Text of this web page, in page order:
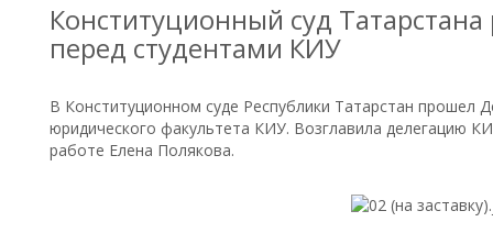
Конституционный суд
перед студентами КИУ
В Конституционном суде Республики Татарстан прошел
юридического факультета КИУ. Возглавила делегацию
работе Елена Полякова.